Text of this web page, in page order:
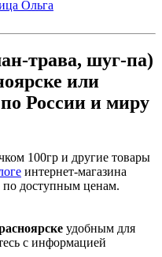
Ольга
трава, шуг-па)
или
по России и миру
100гр и другие товары
интернет-магазина
по доступным ценам.
удобным для
с информацией